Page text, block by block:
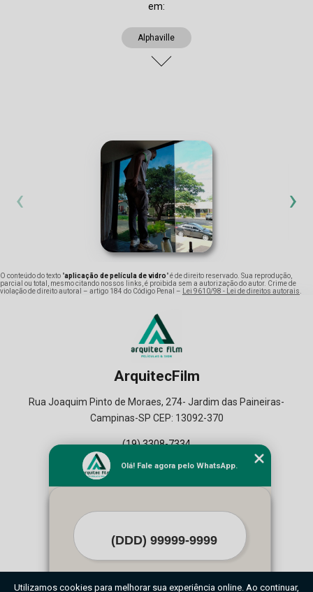
em:
Alphaville
‹ ›
O conteúdo do texto "aplicação de película de vidro" é de direito reservado. Sua reprodução,
parcial ou total, mesmo citando nossos links, é proibida sem a autorização do autor. Crime de
violação de direito autoral – artigo 184 do Código Penal –
Lei 9610/98 - Lei de direitos autorais
ArquitecFilm
Rua Joaquim Pinto de Moraes, 274- Jardim das Paineiras-
Campinas-SP CEP: 13092-370
(19) 3308-7334
Home
Contato
Mapa do Site
O inteiro teor deste site está sujeito à proteção de direitos autorais. Copyright©
Olá! Fale agora pelo WhatsApp.